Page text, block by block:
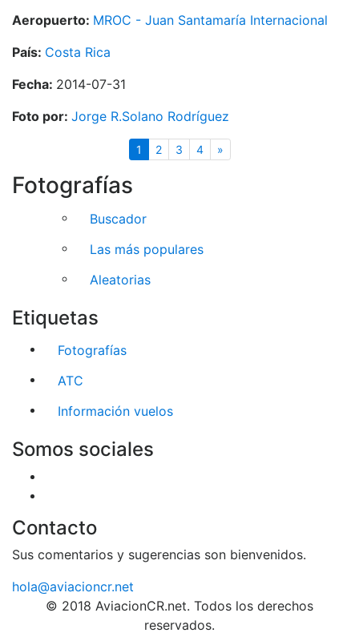
Aeropuerto: MROC - Juan Santamaría Internacional
País: Costa Rica
Fecha: 2014-07-31
Foto por: Jorge R.Solano Rodríguez
1 (actual)
2 3 4 »Siguiente
Fotografías
Buscador
Las más populares
Aleatorias
Etiquetas
Fotografías
ATC
Información vuelos
Somos sociales
Contacto
Sus comentarios y sugerencias son bienvenidos.
hola@aviacioncr.net
© 2018 AviacionCR.net. Todos los derechos
reservados.